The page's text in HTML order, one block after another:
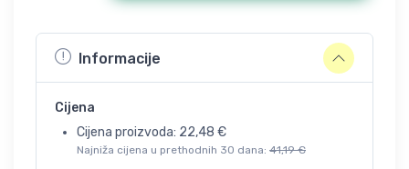
Informacije
Cijena
Cijena proizvoda: 22,48 €
Najniža cijena u prethodnih 30 dana: 41,19 €